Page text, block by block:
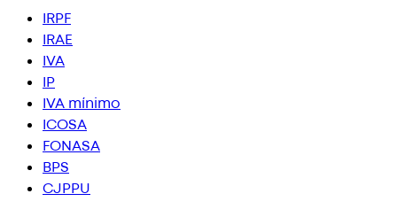
IRPF
IRAE
IVA
IP
IVA mínimo
ICOSA
FONASA
BPS
CJPPU